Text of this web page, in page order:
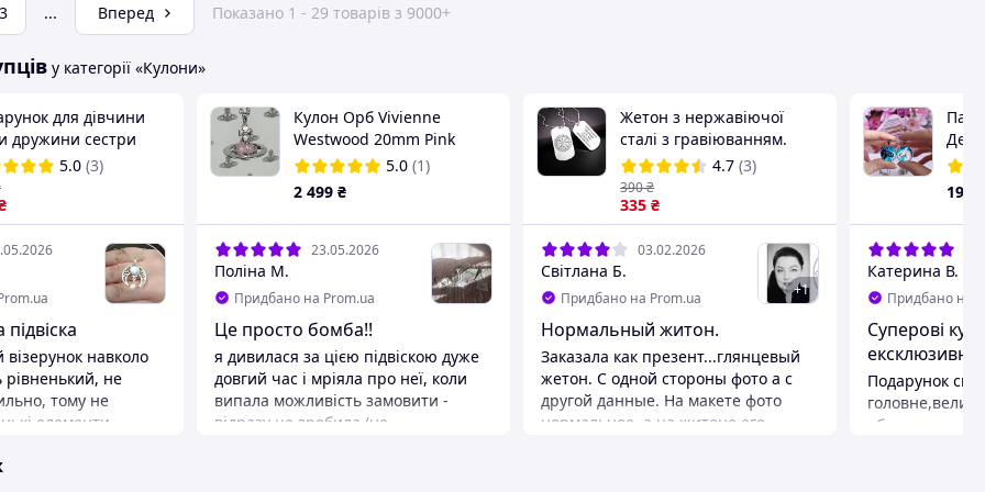
3 ... Вперед Показано 1 - 29 товарів з 9000+
у категорії «Кулони»
для дівчини
дружини сестри
із місячним
лунниця підвіска
в коробочці
5.0 (3)
навколо
рівненький, не
тому не
елементи
Є
Кулон Орб Vivienne
Westwood 20mm Pink
вів'єн вествуд Рожевий
5.0 (1)
2 499 ₴
23.05.2026
Поліна М.
Придбано на Prom.ua
Це просто бомба!!
я дивилася за цією підвіскою дуже
довгий час і мріяла про неї, коли
випала можливість замовити -
відразу це зробила (не
Жетон з нержавіючої
сталі з гравіюванням.
Армійський жетон для
військового з ініціалами
4.7 (3)
335 ₴
390₴
03.02.2026
Світлана Б.
Придбано на Prom.ua +1
Нормальный житон.
Заказала как презент...глянцевый
жетон. С одной стороны фото а с
другой данные. На макете фото
нормальное, а на житоне его
199
Катерина В.
Придбано на
Суперові
ексклюзивні
Подарунок